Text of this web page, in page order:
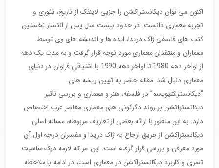
اکنون می توان دیکانستراکشن را جزیی لاینفک از تاریخ، تئوری و
تجربه معماری دانست. در حدود بیست سال پس از انتشار نخستین
کتاب های فلسفی ژاک دریدا، ایده ها و اندیشه های وی توسط
معماران و منتقدان معماری مورد توجه قرار گرفت و به مدت یک دهه
از اواخر دهه 1980 تا اواخر دهه 1990 با اشتیاقی فراوان در دنیای
معماری دنبال شد. مقاله حاضر به تبیین ریشه های
“دیکانستراکتیویسم” در فلسفه، هنر و معماری و بررسی تاثیر
دیکانستراکشن بر روند دگرگونی های معماری معاصر غرب اختصاص
دارد. به این منظور با ارائه بعضی از تعاریف مربوطه، مساله اصلی
دیکانستراکشن از طریق ارجاع به ژاک دریدا و مفسران درجه اول آن
مورد معرفی و بررسی قرار گرفته است. این امر که لازمه درک مناسبت
تسری و کاربرد دیکانستراکشن در معماری است، در ادامه با ملاحظه